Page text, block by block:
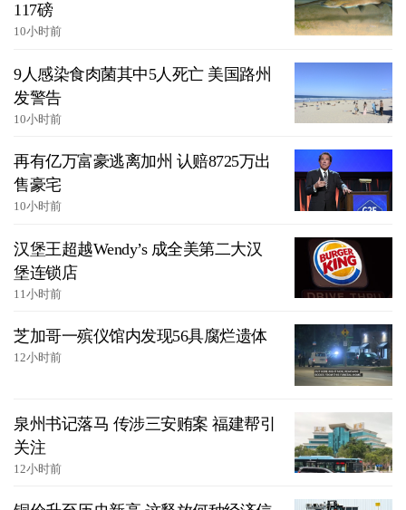
117磅
10小时前
9人感染食肉菌其中5人死亡 美国路州
发警告
10小时前
再有亿万富豪逃离加州 认赔8725万出
售豪宅
10小时前
汉堡王超越Wendy’s 成全美第二大汉
堡连锁店
11小时前
芝加哥一殡仪馆内发现56具腐烂遗体
12小时前
泉州书记落马 传涉三安贿案 福建帮引
关注
12小时前